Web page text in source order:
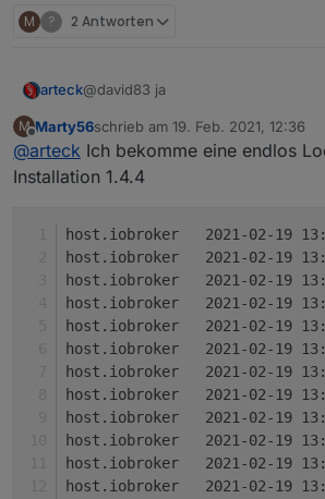
M ? 2 Antworten
arteck@david83 ja
M
Offline
Marty56schrieb am 19. Feb. 2021, 12:36
zuletzt editiert von
@arteck Ich bekomme eine endlos
Installation 1.4.4